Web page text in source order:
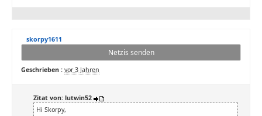
skorpy1611
Netzis senden
Geschrieben : vor 3 Jahren
Zitat von: lutwin52
Hi Skorpy,